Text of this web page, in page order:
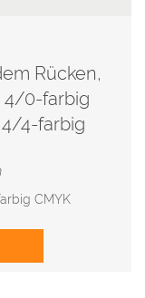
Rücken,
4/0-farbig
4/4-farbig
CMYK